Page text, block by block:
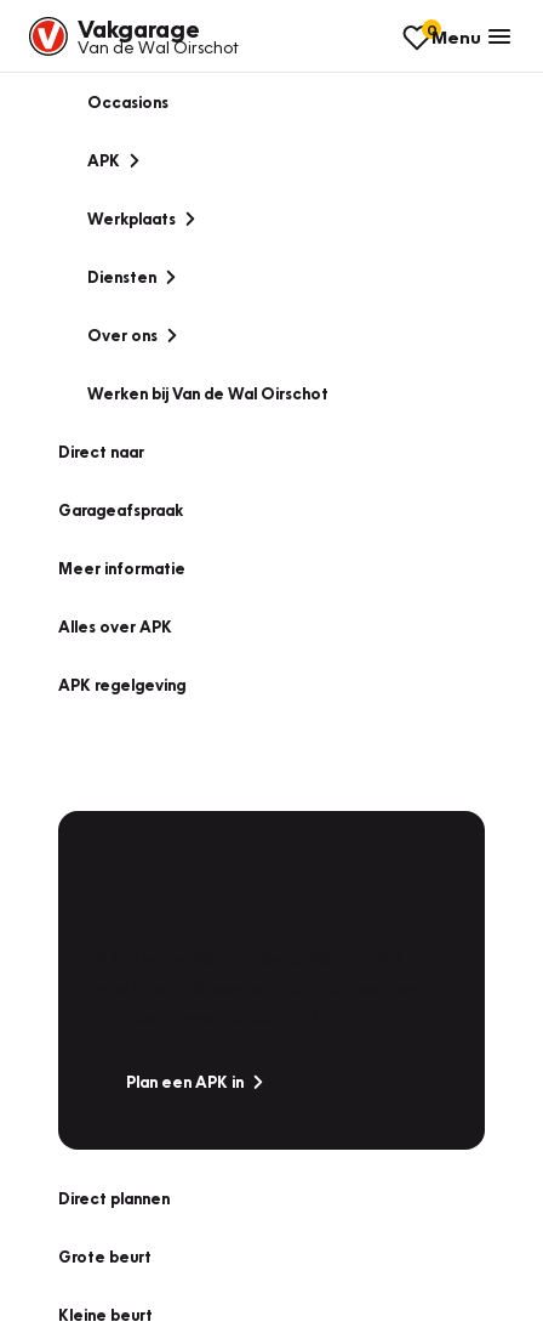
Vakgarage
Van de Wal Oirschot
0Menu
Occasions
APK
Werkplaats
Diensten
Over ons
Werken bij Van de Wal Oirschot
Direct naar
Garageafspraak
Meer informatie
Alles over APK
APK regelgeving
Plan een APK in
Direct plannen
Grote beurt
Kleine beurt